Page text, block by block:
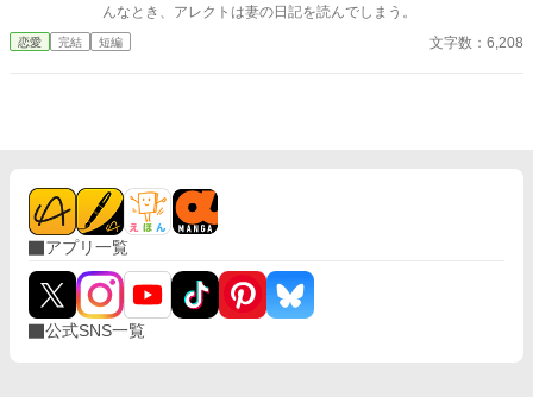
んなとき、アレクトは妻の日記を読んでしまう。
恋愛 完結 短編 文字数：6,208
アプリ一覧
公式SNS一覧